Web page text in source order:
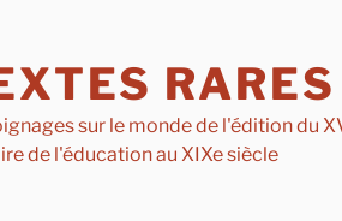
RARES
sur le monde de l'édition du
de l'éducation au XIXe siècle